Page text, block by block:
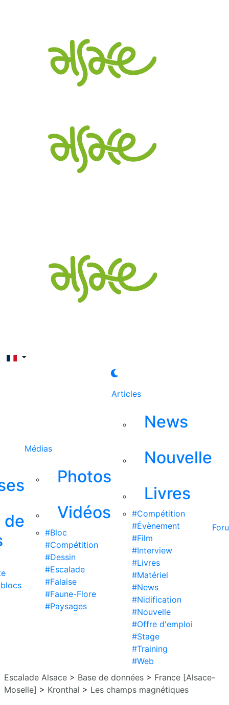
de
Médias
Photos
Vidéos
#Bloc
#Compétition
#Dessin
#Escalade
#Falaise
#Faune-Flore
#Paysages
Articles
News
Nouvelle
Livres
#Compétition
#Évènement
#Film
#Interview
#Livres
#Matériel
#News
#Nidification
#Nouvelle
#Offre d'emploi
#Stage
#Training
#Web
Escalade Alsace > Base de données > France [Alsace-
Moselle] > Kronthal > Les champs magnétiques